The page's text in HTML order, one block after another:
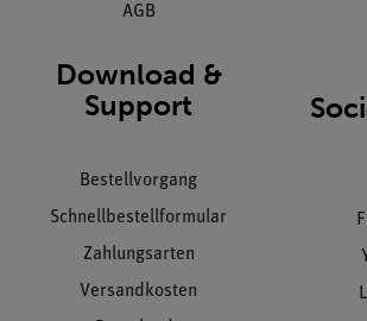
AGB
Download &
Support
Bestellvorgang
Schnellbestellformular
Zahlungsarten
Versandkosten